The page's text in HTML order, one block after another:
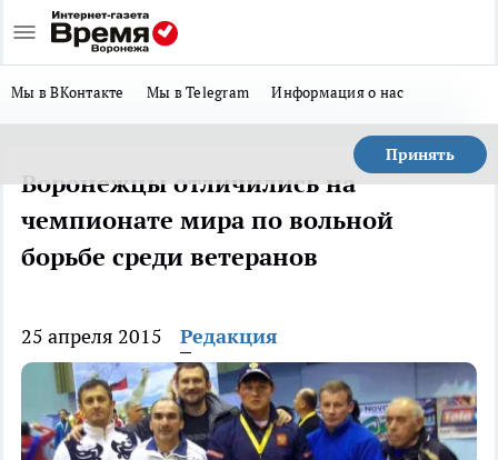
Мы в ВКонтакте Мы в Telegram Информация о нас
Принять
Воронежцы отличились на
чемпионате мира по вольной
борьбе среди ветеранов
25 апреля 2015 Редакция